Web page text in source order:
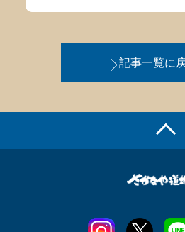
記事一覧に